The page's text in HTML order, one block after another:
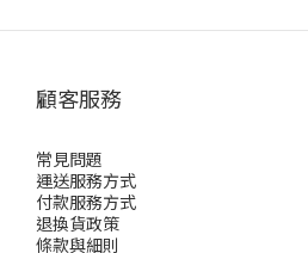
顧客服務
常見問題
運送服務方式
付款服務方式
退換貨政策
條款與細則